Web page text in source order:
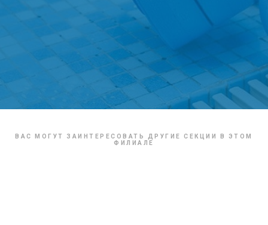
ВАС МОГУТ ЗАИНТЕРЕСОВАТЬ ДРУГИЕ СЕКЦИИ В ЭТОМ
ФИЛИАЛЕ